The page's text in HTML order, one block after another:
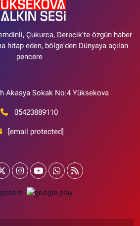
Çukurca, Derecik'te özgün haber
hitap eden, bölge'den Dünyaya açılan
pencere
Akasya Sokak No:4 Yüksekova
05423889110
[email protected]